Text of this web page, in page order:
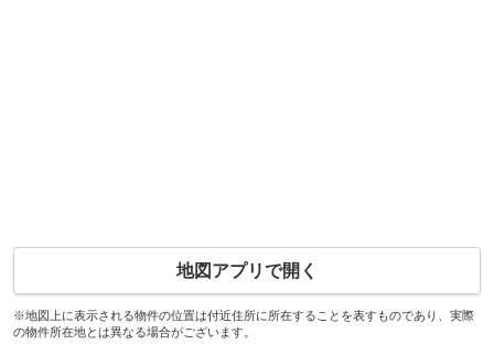
地図アプリで開く
※地図上に表示される物件の位置は付近住所に所在することを表すものであり、実際
の物件所在地とは異なる場合がございます。